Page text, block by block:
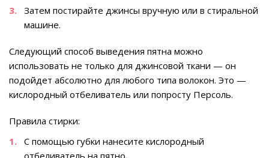
Затем постирайте джинсы вручную или в стиральной
машине.
Следующий способ выведения пятна можно
использовать не только для джинсовой ткани — он
подойдет абсолютно для любого типа волокон. Это —
кислородный отбеливатель или попросту Персоль.
Правила стирки:
С помощью губки нанесите кислородный